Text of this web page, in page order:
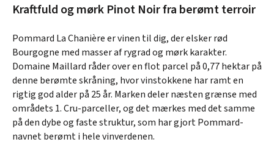
Kraftfuld og mørk Pinot Noir fra berømt terroir
Pommard La Chanière er vinen til dig, der elsker rød
Bourgogne med masser af rygrad og mørk karakter.
Domaine Maillard råder over en flot parcel på 0,77 hektar på
denne berømte skråning, hvor vinstokkene har ramt en
rigtig god alder på 25 år. Marken deler næsten grænse med
områdets 1. Cru-parceller, og det mærkes med det samme
på den dybe og faste struktur, som har gjort Pommard-
navnet berømt i hele vinverdenen.